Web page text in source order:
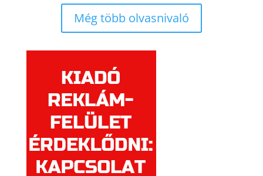
Még több olvasnivaló